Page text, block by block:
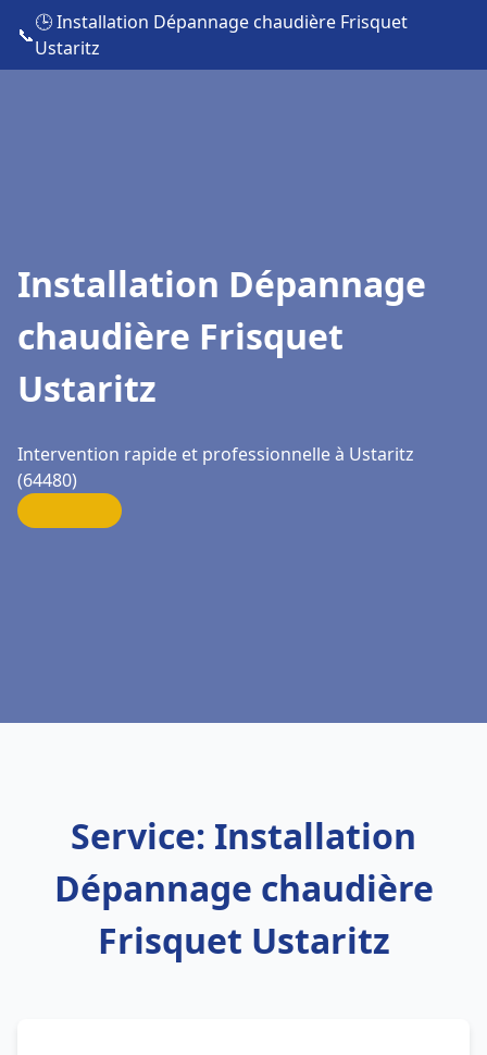
📞
🕒 Installation Dépannage chaudière Frisquet
Ustaritz
Installation Dépannage
chaudière Frisquet
Ustaritz
Intervention rapide et professionnelle à Ustaritz
(64480)
Service: Installation
Dépannage chaudière
Frisquet Ustaritz